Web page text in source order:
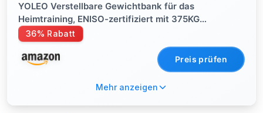
YOLEO Verstellbare Gewichtbank für das
Heimtraining, ENISO-zertifiziert mit 375KG
Tragfähigkeit
36% Rabatt
Preis prüfen
Mehr anzeigen